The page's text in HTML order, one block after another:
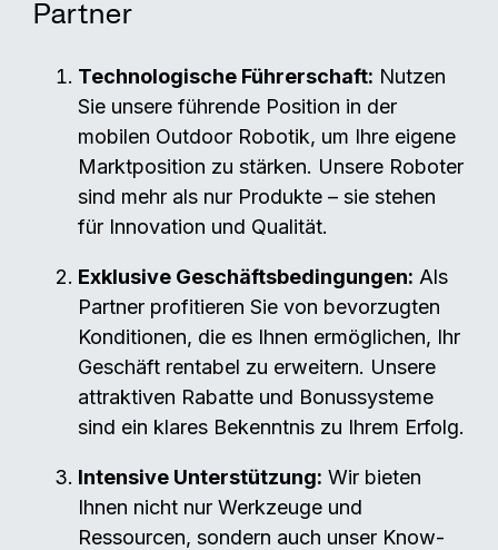
Partner
Technologische Führerschaft: Nutzen
Sie unsere führende Position in der
mobilen Outdoor Robotik, um Ihre eigene
Marktposition zu stärken. Unsere Roboter
sind mehr als nur Produkte – sie stehen
für Innovation und Qualität.
Exklusive Geschäftsbedingungen: Als
Partner profitieren Sie von bevorzugten
Konditionen, die es Ihnen ermöglichen, Ihr
Geschäft rentabel zu erweitern. Unsere
attraktiven Rabatte und Bonussysteme
sind ein klares Bekenntnis zu Ihrem Erfolg.
Intensive Unterstützung: Wir bieten
Ihnen nicht nur Werkzeuge und
Ressourcen, sondern auch unser Know-